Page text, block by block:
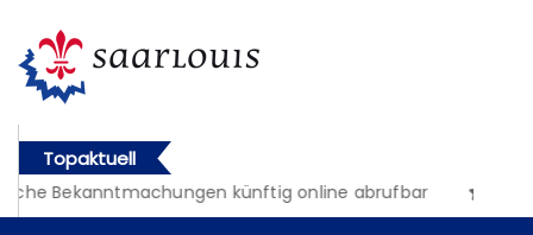
Topaktuell
Bekanntmachungen künftig online abrufbar